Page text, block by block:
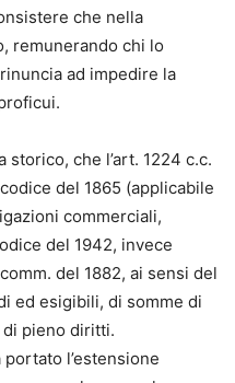
che nella
remunerando chi lo
ad impedire la
che l’art. 1224 c.c.
del 1865 (applicabile
commerciali,
del 1942, invece
del 1882, ai sensi del
ed esigibili, di somme di
pieno diritti.
portato l’estensione